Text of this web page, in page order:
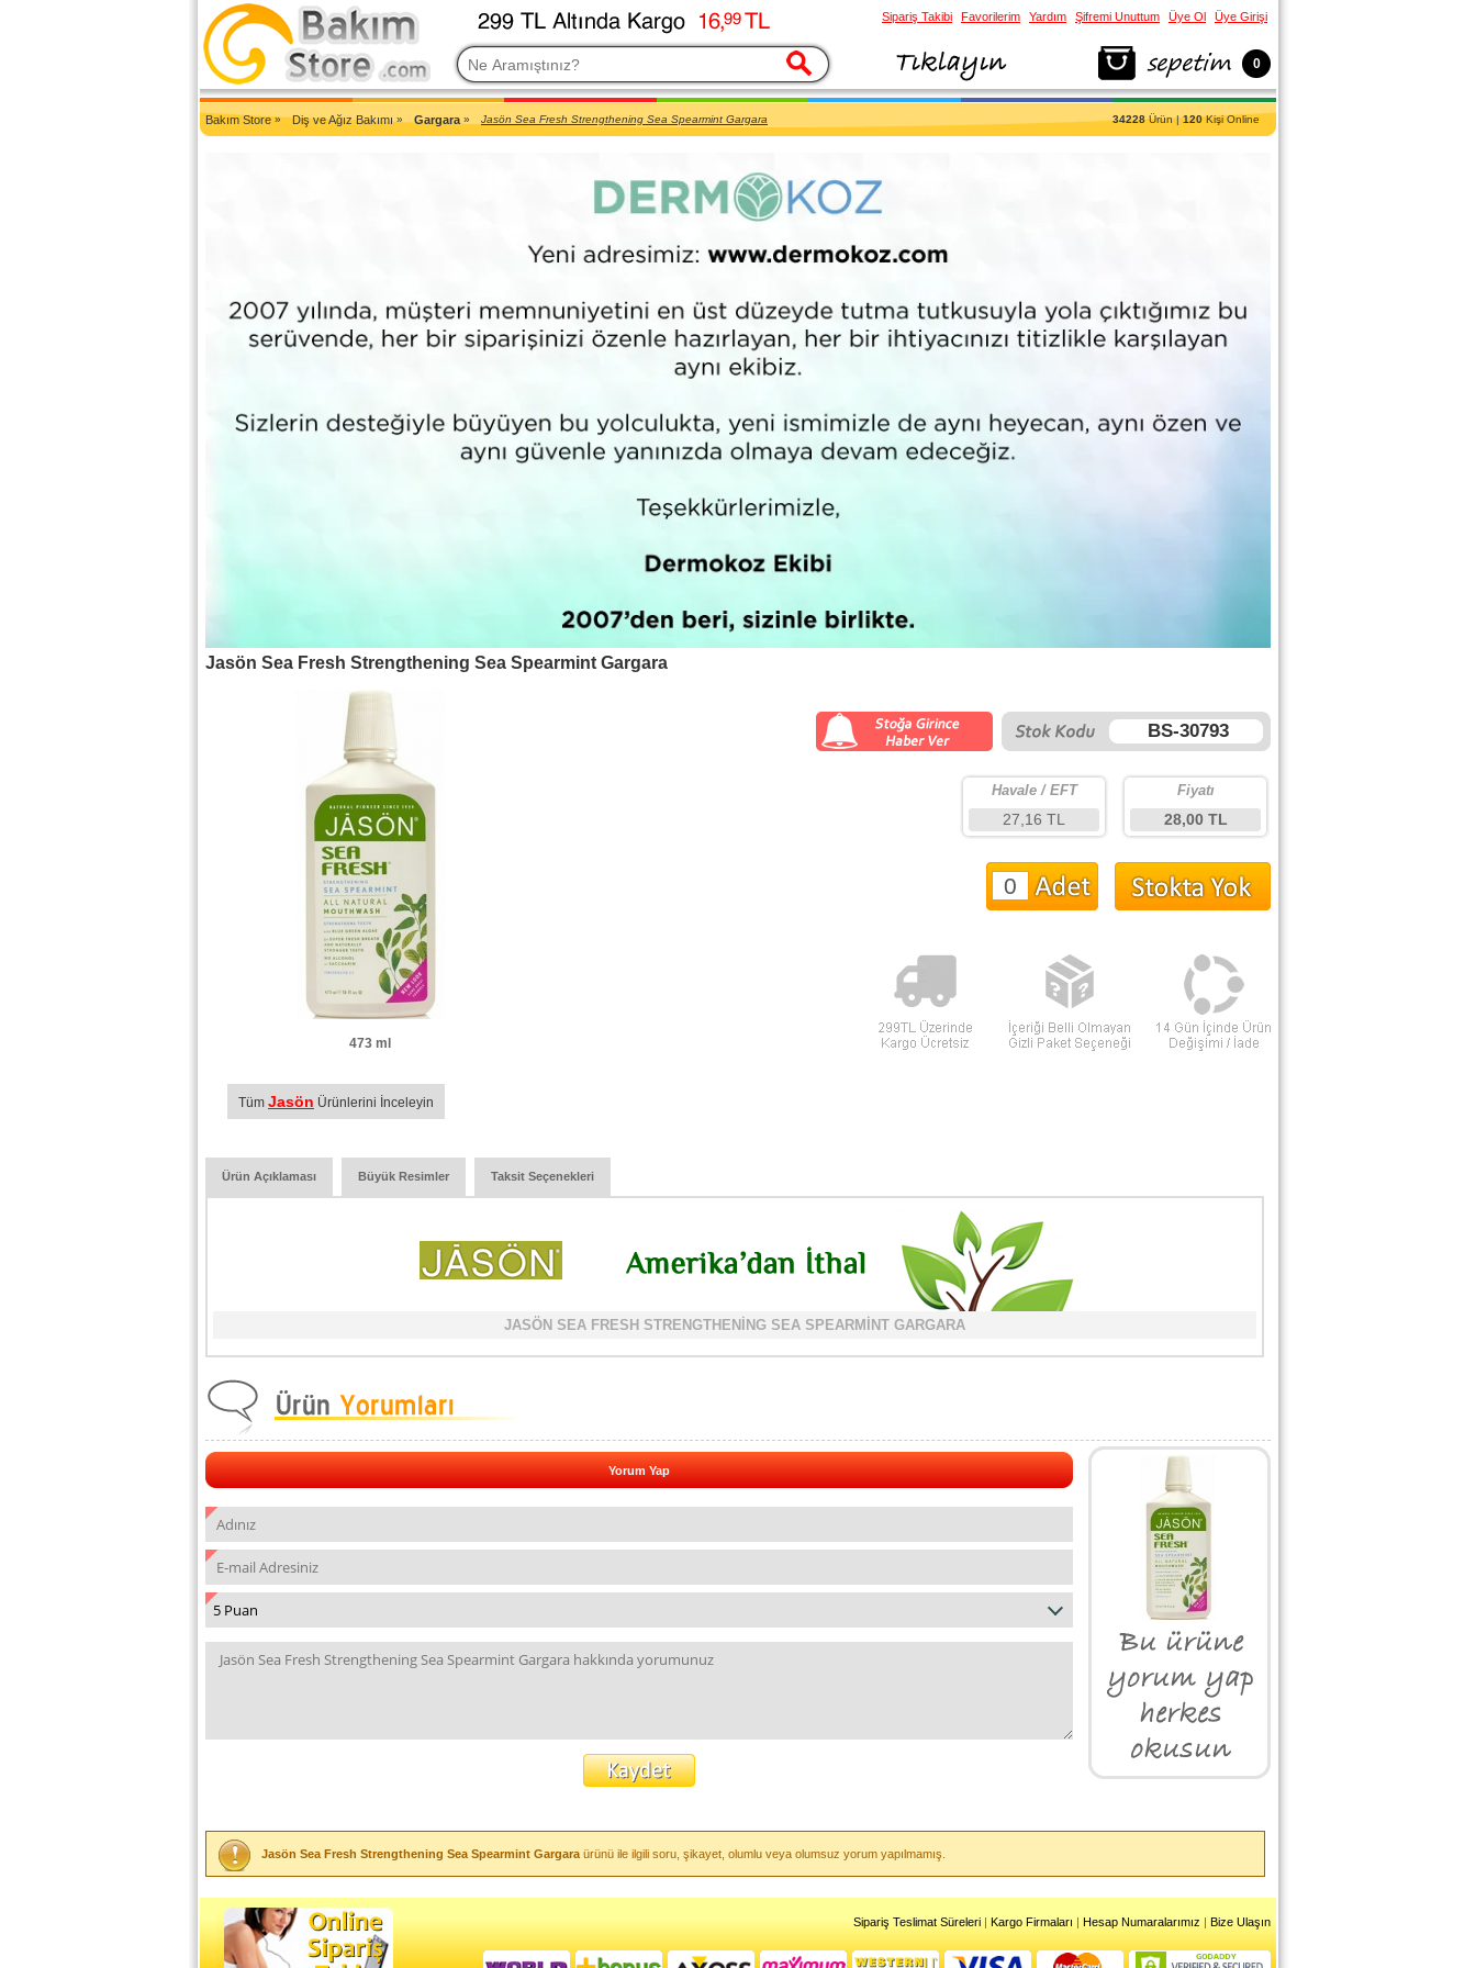
2007'den Beri Türkiye'nin En Güncel Bakım Ürünleri Eczane Sitesi
Bakım Store» Diş ve Ağız Bakımı » Gargara » Jasön Sea Fresh Strengthening Sea Spearmint Gargara 34228Ürün |120Kişi Online
Jasön Sea Fresh Strengthening Sea Spearmint Gargara
473 ml
BS-30793
Fiyatı
28,00 TL
Havale / EFT
27,16 TL
Tüm Jasön Ürünlerini İnceleyin
Ürün Açıklaması Büyük Resimler Taksit Seçenekleri
JASÖN SEA FRESH STRENGTHENİNG SEA SPEARMİNT GARGARA
Yorum Yap
Jasön Sea Fresh Strengthening Sea Spearmint Gargara ürünü ile ilgili soru, şikayet, olumlu veya olumsuz yorum yapılmamış.
Sipariş Teslimat Süreleri | Kargo Firmaları | Hesap Numaralarımız | Bize Ulaşın
Sipariş Takibi Favorilerim Yardım Şifremi Unuttum Üye Ol Üye Girişi
0